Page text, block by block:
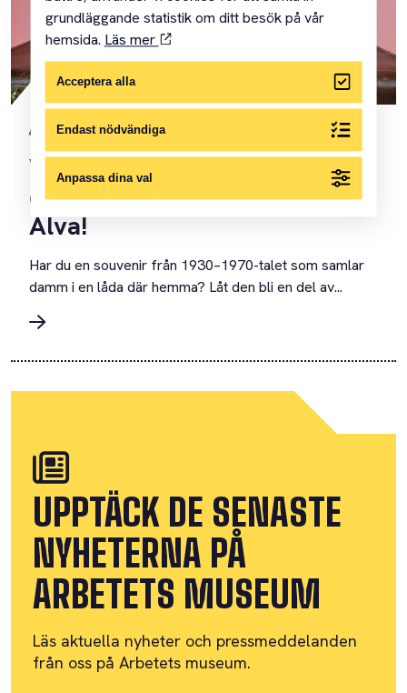
17 FEBRUARI 2026
Vi söker era souvenirer till
den nya utställningen om
Alva!
Har du en souvenir från 1930–1970-talet som samlar
damm i en låda där hemma? Låt den bli en del av...
UPPTÄCK DE SENASTE
NYHETERNA PÅ
ARBETETS MUSEUM
Läs aktuella nyheter och pressmeddelanden
från oss på Arbetets museum.
grundläggande statistik om ditt besök på vår
hemsida. Läs mer
Acceptera alla
Endast nödvändiga
Anpassa dina val